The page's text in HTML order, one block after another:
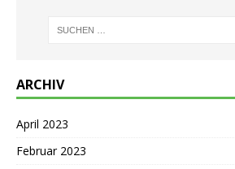
ARCHIV
April 2023
Februar 2023